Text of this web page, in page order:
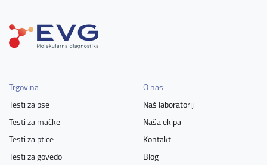
Trgovina
Testi za pse
Testi za mačke
Testi za ptice
Testi za govedo
O nas
Naš laboratorij
Naša ekipa
Kontakt
Blog